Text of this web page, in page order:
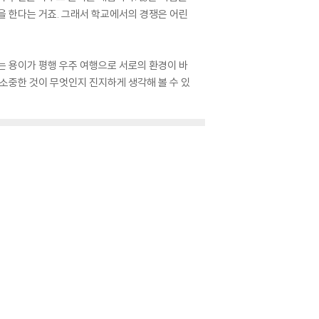
한다는 거죠. 그래서 학교에서의 경쟁은 어린
용이가 평행 우주 여행으로 서로의 환경이 바
중한 것이 무엇인지 진지하게 생각해 볼 수 있